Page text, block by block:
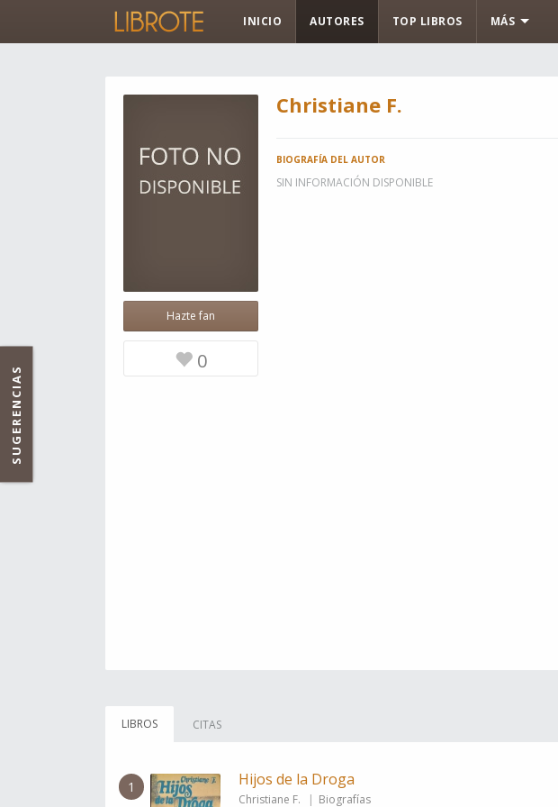
INICIO AUTORES TOP LIBROS MÁS
Hazte fan
0
Christiane F.
BIOGRAFÍA DEL AUTOR
SIN INFORMACIÓN DISPONIBLE
LIBROS CITAS
1 Hijos de la Droga
Christiane F. Biografías
SUGERENCIAS